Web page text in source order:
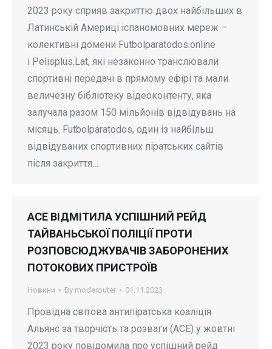
2023 року сприяв закриттю двох найбільших в
Латинській Америці іспаномовних мереж –
колективні домени Futbolparatodos.online
і Pelisplus.Lat, які незаконно транслювали
спортивні передачі в прямому ефірі та мали
величезну бібліотеку відеоконтенту, яка
залучала разом 150 мільйонів відвідувань на
місяць. Futbolparatodos, один із найбільш
відвідуваних спортивних піратських сайтів
після закриття…
ACE ВІДМІТИЛА УСПІШНИЙ РЕЙД
ТАЙВАНЬСЬКОЇ ПОЛІЦІЇ ПРОТИ
РОЗПОВСЮДЖУВАЧІВ ЗАБОРОНЕНИХ
ПОТОКОВИХ ПРИСТРОЇВ
Новини By moderouter 01.11.2023
Провідна світова антипіратська коаліція
Альянс за творчість та розваги (ACE) у жовтні
2023 року повідомила про успішний рейд